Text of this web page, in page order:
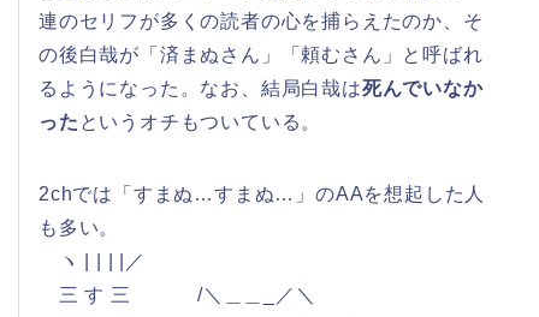
連のセリフが多くの読者の心を捕らえたのか、そ
の後白哉が「済まぬさん」「頼むさん」と呼ばれ
るようになった。なお、結局白哉は死んでいなか
った というオチもついている。
2chでは「すまぬ…すまぬ…」のAAを想起した人
も多い。
ヽ | | | |／
三 す 三 /＼＿＿_／＼